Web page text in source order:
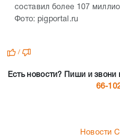
составил более 107
Фото: pigportal.ru
/
Есть новости? Пиши и звони
66-
Новости